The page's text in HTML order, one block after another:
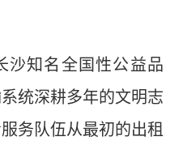
知名全国性公益品
统深耕多年的文明志
务队伍从最初的出租